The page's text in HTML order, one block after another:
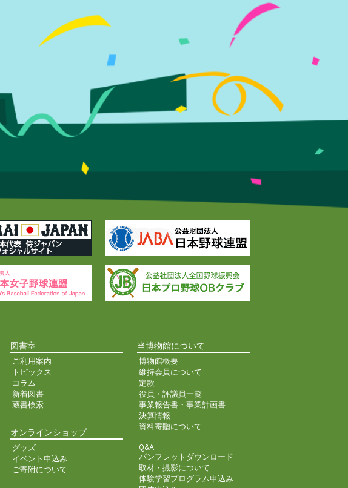
図書室
ご利用案内
トピックス
コラム
新着図書
蔵書検索
オンラインショップ
グッズ
イベント申込み
ご寄附について
当博物館について
博物館概要
維持会員について
定款
役員・評議員一覧
事業報告書・事業計画書
決算情報
資料寄贈について
Q&A
パンフレットダウンロード
取材・撮影について
体験学習プログラム申込み